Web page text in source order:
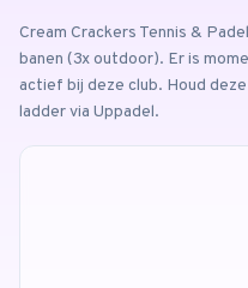
Cream Crackers Tennis & Padel
banen (3x outdoor). Er is
actief bij deze club. Houd
ladder via Uppadel.